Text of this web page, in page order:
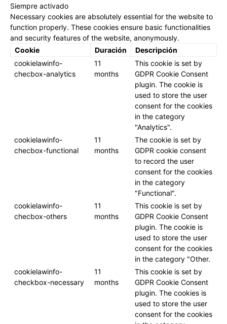
Siempre activado
Necessary cookies are absolutely essential for the website to
function properly. These cookies ensure basic functionalities
and security features of the website, anonymously.
Cookie
Duración
Descripción
cookielawinfo-
checbox-analytics
11
months
This cookie is set by
GDPR Cookie Consent
plugin. The cookie is
used to store the user
consent for the cookies
in the category
"Analytics".
cookielawinfo-
checbox-functional
11
months
The cookie is set by
GDPR cookie consent
to record the user
consent for the cookies
in the category
"Functional".
cookielawinfo-
checbox-others
11
months
This cookie is set by
GDPR Cookie Consent
plugin. The cookie is
used to store the user
consent for the cookies
in the category "Other.
cookielawinfo-
checkbox-necessary
11
months
This cookie is set by
GDPR Cookie Consent
plugin. The cookies is
used to store the user
consent for the cookies